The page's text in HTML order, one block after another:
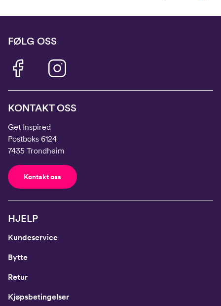
FØLG OSS
KONTAKT OSS
Get Inspired
Postboks 6124
7435 Trondheim
Kontakt oss
HJELP
Kundeservice
Bytte
Retur
Kjøpsbetingelser